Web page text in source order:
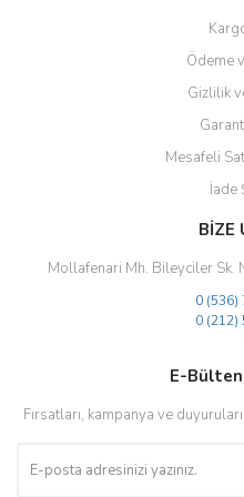
Ödeme
Gizlilik
Mesafeli
İade
BİZE
Mollafenari Mh. Bileyciler Sk.
0 (536)
0 (212)
E-
Fırsatları, kampanya ve